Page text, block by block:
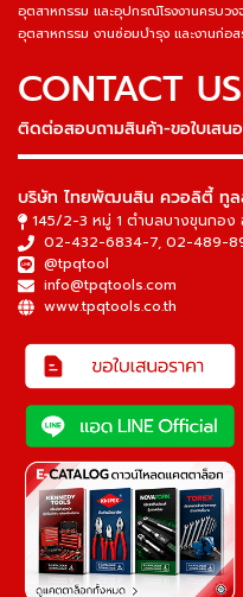
อุตสาหกรรม และอุปกรณ์โรงงานครบว
อุตสาหกรรม งานซ่อมบำรุง และงานก่อส
CONTACT US
ติดต่อสอบถามสินค้า-ขอใบเสนอ
บริษัท ไทยพัฒนสิน ควอลิตี้ ทูล
145/2-3 หมู่ 1 ตำบลบางขุนกอง
02-432-6834-7, 02-489-
@tpqtool
info@tpqtools.com
www.tpqtools.co.th